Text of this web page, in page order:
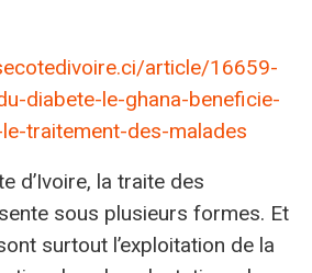
article/16659-
diabete-le-ghana-beneficie-
traitement-des-malades
d’Ivoire, la traite des
sous plusieurs formes. Et
surtout l’exploitation de la